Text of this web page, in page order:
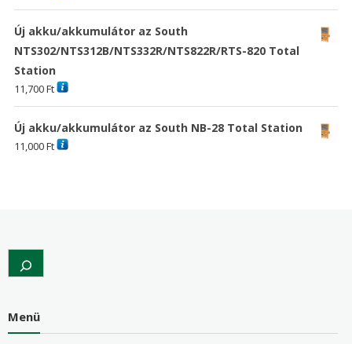
Új akku/akkumulátor az South
NTS302/NTS312B/NTS332R/NTS822R/RTS-820 Total
Station
11,700Ft
Új akku/akkumulátor az South NB-28 Total Station
11,000Ft
Search
Menü